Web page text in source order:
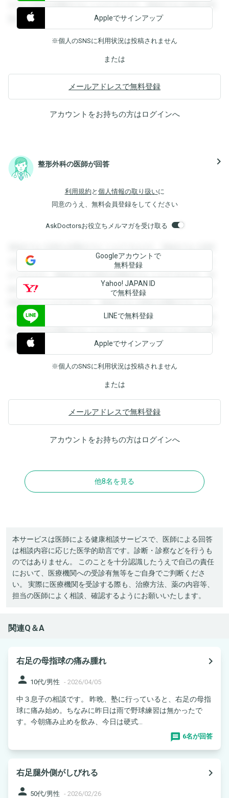
すると回答を閲覧することができます。登録すると回答を閲
覧することができます。
Appleでサインアップ
※個人のSNSに利用状況は投稿されません
または
メールアドレスで無料登録
アカウントをお持ちの方はログインへ
整形外科の医師が回答 navigate_next
利用規約 と 個人情報の取り扱いに
同意のうえ、無料会員登録をしてください
AskDoctorsお役立ちメルマガを受け取る
登録すると回答を閲覧することができます。登録すると回答
を閲覧することができます。登録すると回答を閲覧すること
ができます。登録すると回答を閲覧することができます。登
録すると回答を閲覧することができます。登録すると回答を
閲覧することができます。登録すると回答を閲覧することが
できます。登録すると回答を閲覧することができます。登録
すると回答を閲覧することができます。登録すると回答を閲
覧することができます。
Googleアカウントで
無料登録
Yahoo! JAPAN ID
で無料登録
LINEで無料登録
Appleでサインアップ
※個人のSNSに利用状況は投稿されません
または
メールアドレスで無料登録
アカウントをお持ちの方はログインへ
他8名を見る
本サービスは医師による健康相談サービスで、医師による回答
は相談内容に応じた医学的助言です。診断・診察などを行うも
のではありません。 このことを十分認識したうえで自己の責任
において、医療機関への受診有無等をご自身でご判断くださ
い。 実際に医療機関を受診する際も、治療方法、薬の内容等、
担当の医師によく相談、確認するようにお願いいたします。
関連Q＆A
右足の母指球の痛み腫れ
navigate_next
person 10代/男性 - 2026/04/05
中３息子の相談です。 昨晩、塾に行っていると、右足の母指
球に痛み始め。ちなみに昨日は雨で野球練習は無かったで
す。今朝痛み止めを飲み、今日は硬式...
6名が回答
右足腿外側がしびれる
navigate_next
person 50代/男性 - 2026/02/26